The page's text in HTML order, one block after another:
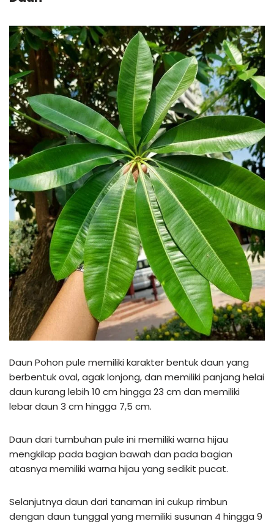
Daun Pohon pule memiliki karakter bentuk daun yang
berbentuk oval, agak lonjong, dan memiliki panjang helai
daun kurang lebih 10 cm hingga 23 cm dan memiliki
lebar daun 3 cm hingga 7,5 cm.
Daun dari tumbuhan pule ini memiliki warna hijau
mengkilap pada bagian bawah dan pada bagian
atasnya memiliki warna hijau yang sedikit pucat.
Selanjutnya daun dari tanaman ini cukup rimbun
dengan daun tunggal yang memiliki susunan 4 hingga 9